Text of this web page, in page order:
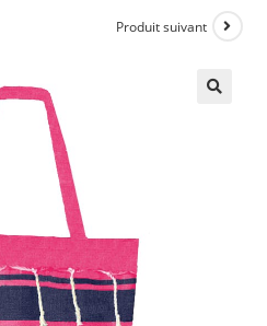
Produit suivant